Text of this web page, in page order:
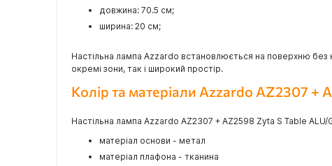
довжина: 70.5 см;
ширина: 20 см;
Настільна лампа Azzardo встановлюється на поверхню
окремі зони, так і широкий простір.
Колір та матеріали Azzardo AZ2307
Настільна лампа Azzardo AZ2307 + AZ2598 Zyta S Table ALU/
матеріал основи - метал
матеріал плафона - тканина